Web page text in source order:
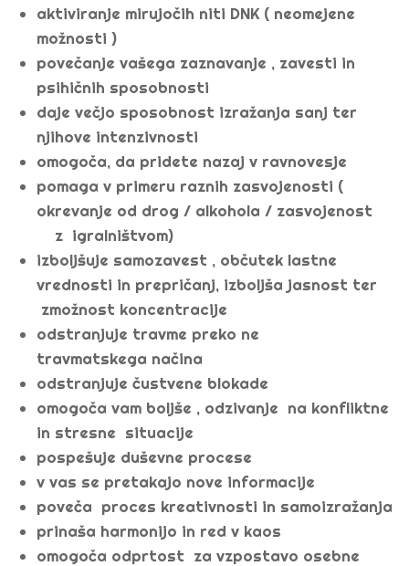
aktiviranje mirujočih niti DNK ( neomejene
možnosti )
povečanje vašega zaznavanje , zavesti in
psihičnih sposobnosti
daje večjo sposobnost izražanja sanj ter
njihove intenzivnosti
omogoča, da pridete nazaj v ravnovesje
pomaga v primeru raznih zasvojenosti (
okrevanje od drog / alkohola / zasvojenost
z igralništvom)
izboljšuje samozavest , občutek lastne
vrednosti in prepričanj, izboljša jasnost ter
zmožnost koncentracije
odstranjuje travme preko ne
travmatskega načina
odstranjuje čustvene blokade
omogoča vam boljše , odzivanje na konfliktne
in stresne situacije
pospešuje duševne procese
v vas se pretakajo nove informacije
poveča proces kreativnosti in samoizražanja
prinaša harmonijo in red v kaos
omogoča odprtost za vzpostavo osebne